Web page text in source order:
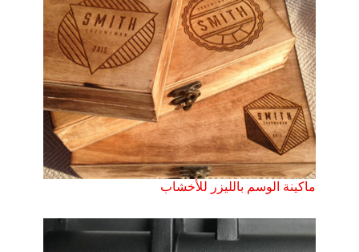
ماكينة الوسم بالليزر للأخشاب